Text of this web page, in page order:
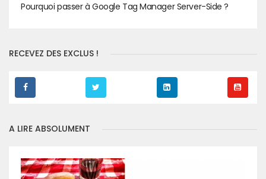
Pourquoi passer à Google Tag Manager Server-Side ?
RECEVEZ DES EXCLUS !
A LIRE ABSOLUMENT